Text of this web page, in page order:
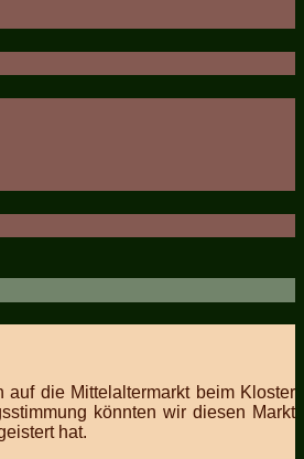
auf die Mittelaltermarkt beim Kloster
könnten wir diesen Markt
hat.